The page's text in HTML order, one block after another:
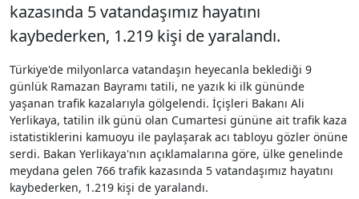
kazasında 5 vatandaşımız hayatını
kaybederken, 1.219 kişi de yaralandı.
Türkiye'de milyonlarca vatandaşın heyecanla beklediği 9
günlük Ramazan Bayramı tatili, ne yazık ki ilk gününde
yaşanan trafik kazalarıyla gölgelendi. İçişleri Bakanı Ali
Yerlikaya, tatilin ilk günü olan Cumartesi gününe ait trafik kaza
istatistiklerini kamuoyu ile paylaşarak acı tabloyu gözler önüne
serdi. Bakan Yerlikaya'nın açıklamalarına göre, ülke genelinde
meydana gelen 766 trafik kazasında 5 vatandaşımız hayatını
kaybederken, 1.219 kişi de yaralandı.